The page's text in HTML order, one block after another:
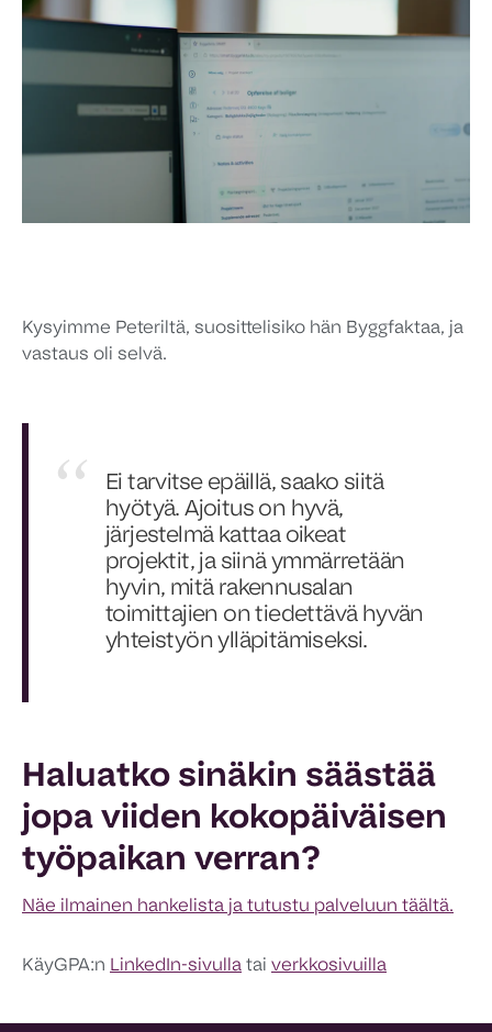
Kysyimme Peteriltä, suosittelisiko hän Byggfaktaa, ja
vastaus oli selvä.
Ei tarvitse epäillä, saako siitä
hyötyä. Ajoitus on hyvä,
järjestelmä kattaa oikeat
projektit, ja siinä ymmärretään
hyvin, mitä rakennusalan
toimittajien on tiedettävä hyvän
yhteistyön ylläpitämiseksi.
Haluatko sinäkin säästää
jopa viiden kokopäiväisen
työpaikan verran?
Näe ilmainen hankelista ja tutustu palveluun täältä.
KäyGPA:n LinkedIn-sivulla tai verkkosivuilla